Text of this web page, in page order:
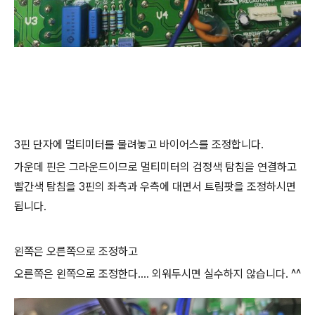
3핀 단자에 멀티미터를 물려놓고 바이어스를 조정합니다.
가운데 핀은 그라운드이므로 멀티미터의 검정색 탐침을 연결하고
빨간색 탐침을 3핀의 좌측과 우측에 대면서 트림팟을 조정하시면
됩니다.
왼쪽은 오른쪽으로 조정하고
오른쪽은 왼쪽으로 조정한다.... 외워두시면 실수하지 않습니다. ^^